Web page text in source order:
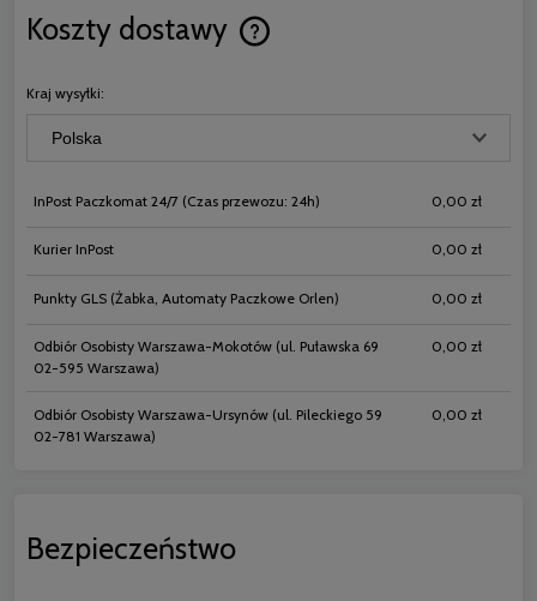
Koszty dostawy
Cena nie zawiera ewentualnych
Kraj wysyłki:
InPost Paczkomat 24/7 (Czas przewozu: 24h) 0,00 zł
Kurier InPost 0,00 zł
Punkty GLS (Żabka, Automaty Paczkowe Orlen) 0,00 zł
Odbiór Osobisty Warszawa-Mokotów (ul. Puławska 69
02-595 Warszawa)
0,00 zł
Odbiór Osobisty Warszawa-Ursynów (ul. Pileckiego 59
02-781 Warszawa)
0,00 zł
Bezpieczeństwo